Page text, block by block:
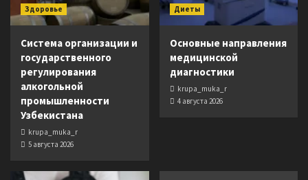
Здоровье
Система организации и
государственного
регулирования
алкогольной
промышленности
Узбекистана
krupa_muka_r
5 августа 2026
Диеты
Основные направления
медицинской
диагностики
krupa_muka_r
4 августа 2026